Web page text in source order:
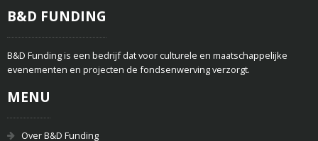
B&D FUNDING
B&D Funding is een bedrijf dat voor culturele en maatschappelijke
evenementen en projecten de fondsenwerving verzorgt.
MENU
Over B&D Funding